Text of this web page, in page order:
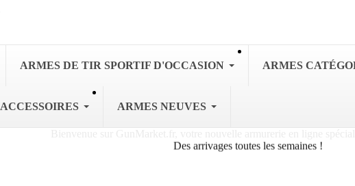
ARMES DE TIR SPORTIF D'OCCASION ARMES
ACCESSOIRES ARMES NEUVES
Des arrivages toutes les semaines !